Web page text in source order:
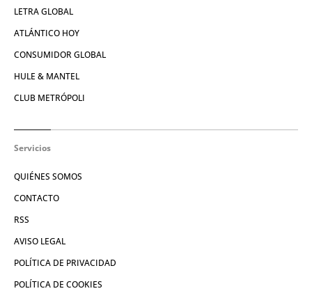
LETRA GLOBAL
ATLÁNTICO HOY
CONSUMIDOR GLOBAL
HULE & MANTEL
CLUB METRÓPOLI
Servicios
QUIÉNES SOMOS
CONTACTO
RSS
AVISO LEGAL
POLÍTICA DE PRIVACIDAD
POLÍTICA DE COOKIES